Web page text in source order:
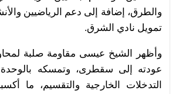
والطرق، إضافة إلى دعم الرياضيين
تمويل نادي الشرق.
وأظهر الشيخ عيسى مقاومة صلبة
عودته إلى سقطرى، وتمسكه
التدخلات الخارجية والتقسيم، ما